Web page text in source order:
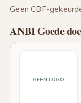
Geen CBF-
ANBI Goede
GEEN LOGO